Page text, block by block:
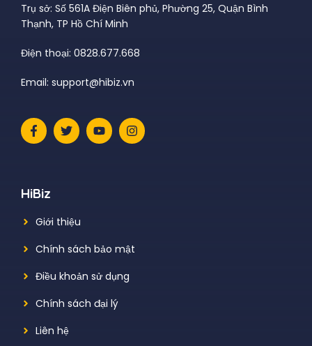
Trụ sở: Số 561A Điện Biên phủ, Phường 25, Quận Bình
Thạnh, TP Hồ Chí Minh
Điện thoại: 0828.677.668
Email: support@hibiz.vn
HiBiz
Giới thiệu
Chính sách bảo mật
Điều khoản sử dụng
Chính sách đại lý
Liên hệ